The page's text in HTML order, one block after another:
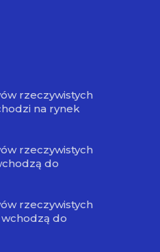
rzeczywistych
na rynek
rzeczywistych
do
rzeczywistych
wchodzą do